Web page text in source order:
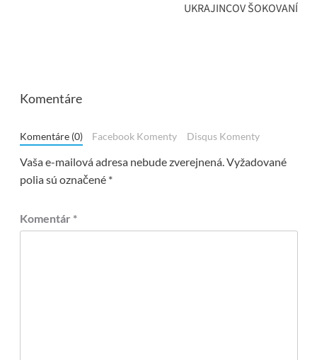
UKRAJINCOV ŠOKOVANÍ
Komentáre
Komentáre (0) Facebook Komenty Disqus Komenty
Vaša e-mailová adresa nebude zverejnená.Vyžadované
polia sú označené *
Komentár *